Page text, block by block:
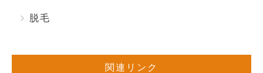
脱毛
関連リンク